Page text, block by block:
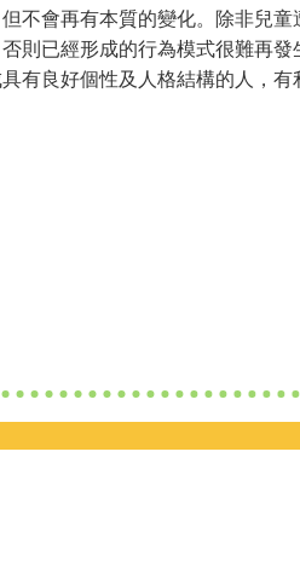
不會再有本質的變化。除非兒
則已經形成的行為模式很難再
有良好個性及人格結構的人，有